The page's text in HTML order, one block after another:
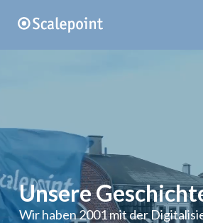
Unsere
Wir haben 2001 mit der